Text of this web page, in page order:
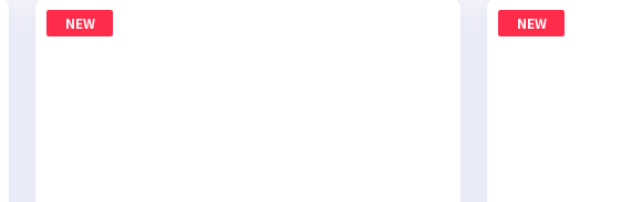
NEW NEW